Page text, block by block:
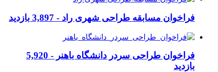
فراخوان مسابقه طراحی شهری راد - 3,897 بازدید
فراخوان طراحی سردر دانشگاه باهنر - 5,920
بازدید